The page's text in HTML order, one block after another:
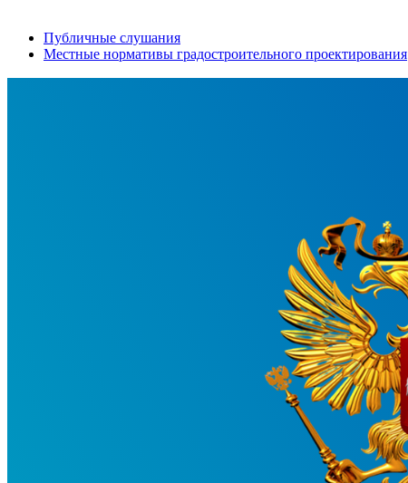
Публичные слушания
Местные нормативы градостроительного проектирования